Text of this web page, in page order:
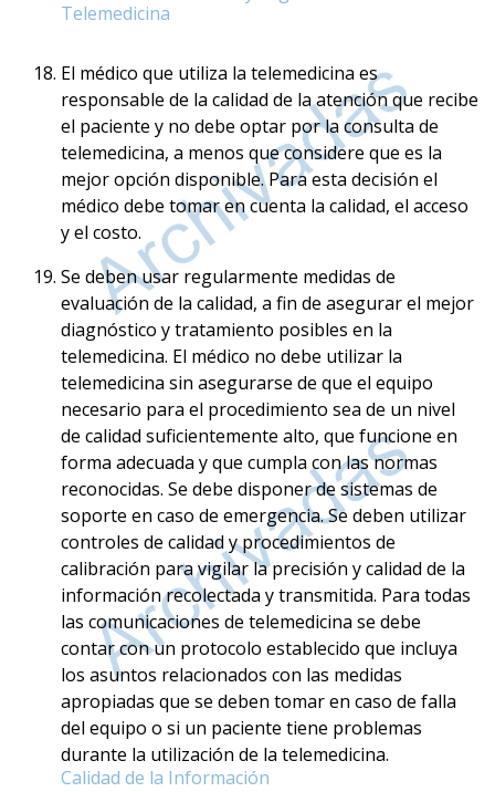
Telemedicina
El médico que utiliza la telemedicina es
responsable de la calidad de la atención que recibe
el paciente y no debe optar por la consulta de
telemedicina, a menos que considere que es la
mejor opción disponible. Para esta decisión el
médico debe tomar en cuenta la calidad, el acceso
y el costo.
Se deben usar regularmente medidas de
evaluación de la calidad, a fin de asegurar el mejor
diagnóstico y tratamiento posibles en la
telemedicina. El médico no debe utilizar la
telemedicina sin asegurarse de que el equipo
necesario para el procedimiento sea de un nivel
de calidad suficientemente alto, que funcione en
forma adecuada y que cumpla con las normas
reconocidas. Se debe disponer de sistemas de
soporte en caso de emergencia. Se deben utilizar
controles de calidad y procedimientos de
calibración para vigilar la precisión y calidad de la
información recolectada y transmitida. Para todas
las comunicaciones de telemedicina se debe
contar con un protocolo establecido que incluya
los asuntos relacionados con las medidas
apropiadas que se deben tomar en caso de falla
del equipo o si un paciente tiene problemas
durante la utilización de la telemedicina.
Calidad de la Información